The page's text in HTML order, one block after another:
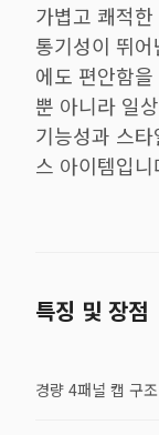
가볍고 쾌적
통기성이 뛰
에도 편안함
뿐 아니라 일
기능성과 스
스 아이템입니
특징 및 장점
경량 4패널 캡 구조